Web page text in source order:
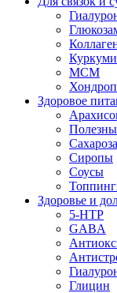
МСМ
Здоровое
Сиропы
Соусы
Здоровье и
5-HTP
GABA
Глицин